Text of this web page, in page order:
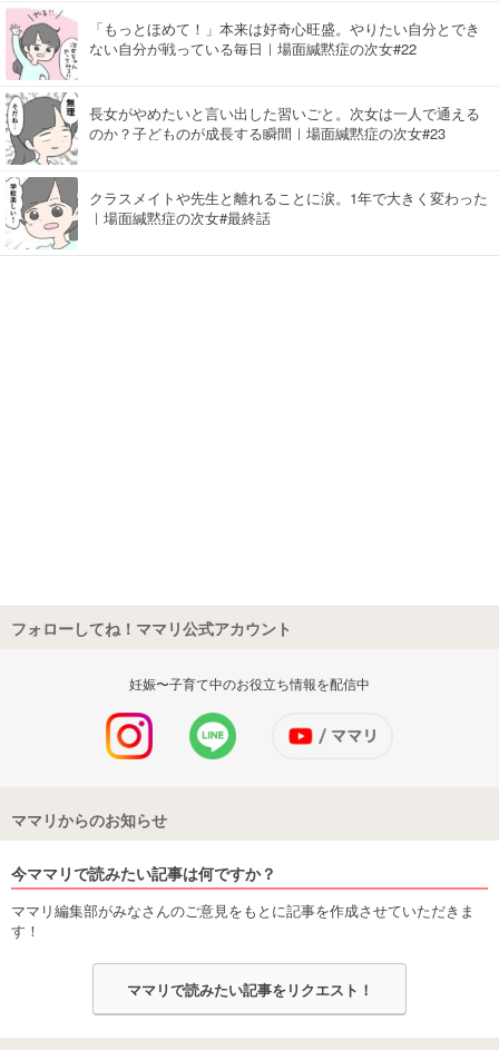
「もっとほめて！」本来は好奇心旺盛。やりたい自分とでき
ない自分が戦っている毎日｜場面緘黙症の次女#22
長女がやめたいと言い出した習いごと。次女は一人で通える
のか？子どものが成長する瞬間｜場面緘黙症の次女#23
クラスメイトや先生と離れることに涙。1年で大きく変わった
｜場面緘黙症の次女#最終話
フォローしてね！ママリ公式アカウント
妊娠〜子育て中のお役立ち情報を配信中
ママリからのお知らせ
今ママリで読みたい記事は何ですか？
ママリ編集部がみなさんのご意見をもとに記事を作成させていただきま
す！
ママリで読みたい記事をリクエスト！